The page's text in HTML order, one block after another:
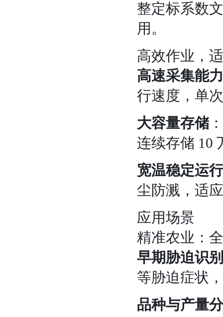
整定标系数
用。
高效作业，
高速采集能力
行速度，单
大容量存储
连续存储 10
宽温稳定运行
尘防溅，适
应用场景
精准农业：
早期胁迫识别
等胁迫症状
品种与产量